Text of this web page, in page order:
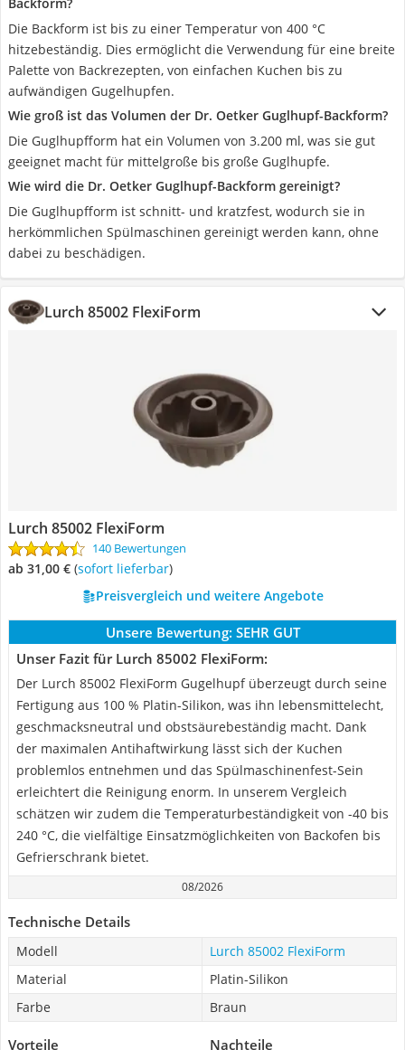
Die Backform ist bis zu einer Temperatur von 400 °C
hitzebeständig. Dies ermöglicht die Verwendung für eine breite
Palette von Backrezepten, von einfachen Kuchen bis zu
aufwändigen Gugelhupfen.
Wie groß ist das Volumen der Dr. Oetker Guglhupf-Backform?
Die Guglhupfform hat ein Volumen von 3.200 ml, was sie gut
geeignet macht für mittelgroße bis große Guglhupfe.
Wie wird die Dr. Oetker Guglhupf-Backform gereinigt?
Die Guglhupfform ist schnitt- und kratzfest, wodurch sie in
herkömmlichen Spülmaschinen gereinigt werden kann, ohne
dabei zu beschädigen.
Lurch 85002 FlexiForm
Lurch 85002 FlexiForm
140 Bewertungen
ab 31,00 € ( Sofort lieferbar)
Preisvergleich und weitere Angebote
Unsere Bewertung: SEHR GUT
Unser Fazit für Lurch 85002 FlexiForm:
Der Lurch 85002 FlexiForm Gugelhupf überzeugt durch seine
Fertigung aus 100 % Platin-Silikon, was ihn lebensmittelecht,
geschmacksneutral und obstsäurebeständig macht. Dank
der maximalen Antihaftwirkung lässt sich der Kuchen
problemlos entnehmen und das Spülmaschinenfest-Sein
erleichtert die Reinigung enorm. In unserem Vergleich
schätzen wir zudem die Temperaturbeständigkeit von -40 bis
240 °C, die vielfältige Einsatzmöglichkeiten von Backofen bis
Gefrierschrank bietet.
08/2026
Technische Details
Modell
Lurch 85002 FlexiForm
Material
Platin-Silikon
Farbe
Braun
Vorteile Nachteile